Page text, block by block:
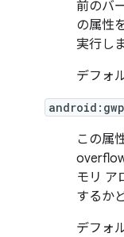
前のバ
の属性
実行し
デフォ
この属
モリ ア
するか
デフォ